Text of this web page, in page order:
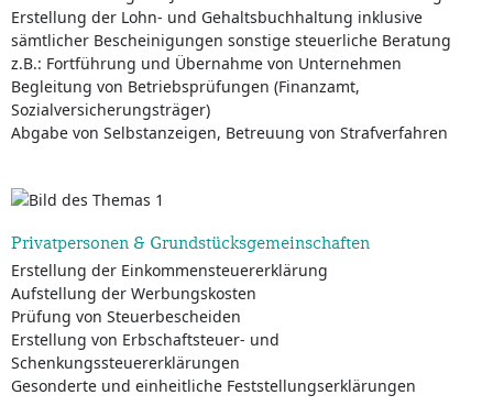
Erstellung der Lohn- und Gehaltsbuchhaltung inklusive
sämtlicher Bescheinigungen sonstige steuerliche Beratung
z.B.: Fortführung und Übernahme von Unternehmen
Begleitung von Betriebsprüfungen (Finanzamt,
Sozialversicherungsträger)
Abgabe von Selbstanzeigen, Betreuung von Strafverfahren
Privatpersonen & Grundstücksgemeinschaften
Erstellung der Einkommensteuererklärung
Aufstellung der Werbungskosten
Prüfung von Steuerbescheiden
Erstellung von Erbschaftsteuer- und
Schenkungssteuererklärungen
Gesonderte und einheitliche Feststellungserklärungen